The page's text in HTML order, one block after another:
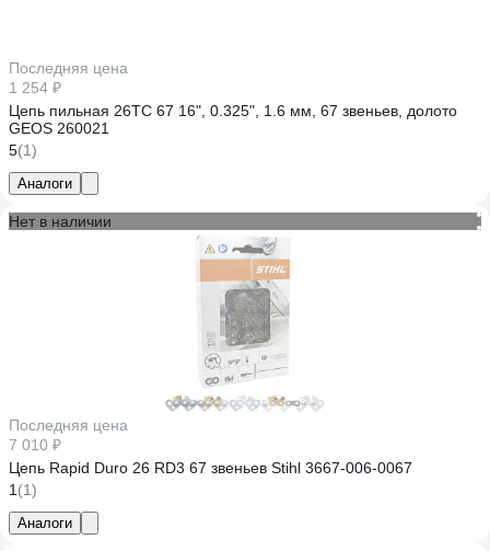
Последняя цена
1 254 ₽
Цепь пильная 26TC 67 16", 0.325", 1.6 мм, 67 звеньев, долото
GEOS 260021
5(1)
Аналоги
Нет в наличии
Последняя цена
7 010 ₽
Цепь Rapid Duro 26 RD3 67 звеньев Stihl 3667-006-0067
1 (1)
Аналоги